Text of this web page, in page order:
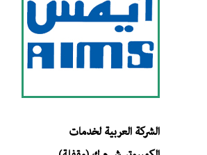
الشركة العربية لخدمات